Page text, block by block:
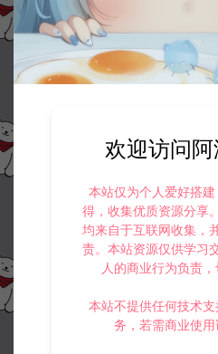
欢迎访问
本站仅为个人爱好搭
得，收集优质资源分享
均来自于互联网收集，
责。本站资源仅供学习
人的商业行为负责，
本站不提供任何技术
务，若需商业使用